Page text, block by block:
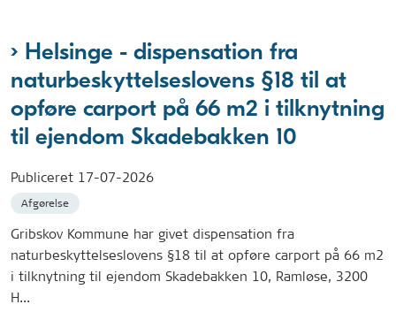
Helsinge - dispensation fra
naturbeskyttelseslovens §18 til at
opføre carport på 66 m2 i tilknytning
til ejendom Skadebakken 10
Publiceret 17-07-2026
Afgørelse
Gribskov Kommune har givet dispensation fra
naturbeskyttelseslovens §18 til at opføre carport på 66 m2
i tilknytning til ejendom Skadebakken 10, Ramløse, 3200
H...